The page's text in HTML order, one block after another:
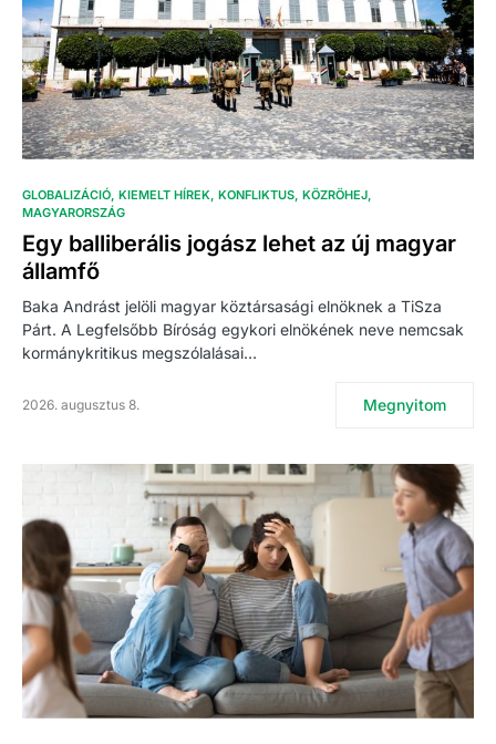
GLOBALIZÁCIÓ KIEMELT HÍREK KONFLIKTUS KÖZRÖHEJ
MAGYARORSZÁG
Egy balliberális jogász lehet az új magyar
államfő
Baka Andrást jelöli magyar köztársasági elnöknek a TiSza
Párt. A Legfelsőbb Bíróság egykori elnökének neve nemcsak
kormánykritikus megszólalásai…
2026. augusztus 8. Megnyitom